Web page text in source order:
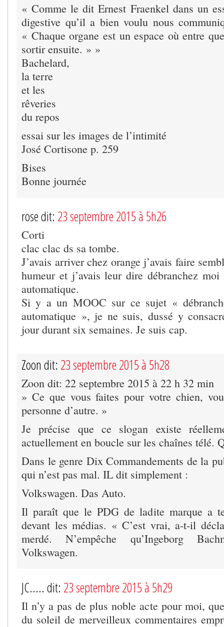
« Comme le dit Ernest Fraenkel dans un
digestive qu’il a bien voulu nous
« Chaque organe est un espace où entre
sortir ensuite. » »
Bachelard,
la terre
et les
rêveries
du repos
essai sur les images de l’intimité
José Cortisone p. 259
Bises
Bonne journée
rose dit: 23 septembre 2015 à 5h26
Corti
clac clac ds sa tombe.
J’avais arriver chez orange j’avais faire
humeur et j’avais leur dire débranchez
automatique.
Si y a un MOOC sur ce sujet «
automatique », je ne suis, dussé y
jour durant six semaines. Je suis cap.
Zoon dit: 23 septembre 2015 à 5h28
Zoon dit: 22 septembre 2015 à 22 h 32 min
» Ce que vous faites pour votre chien,
personne d’autre. »
Je précise que ce slogan existe
actuellement en boucle sur les chaînes télé.
Dans le genre Dix Commandements de la
qui n’est pas mal. IL dit simplement :
Volkswagen. Das Auto.
Il paraît que le PDG de ladite marque a
devant les médias. « C’est vrai, a-t-il
merdé. N’empêche qu’Ingeborg
Volkswagen.
JC..... dit: 23 septembre 2015 à 5h29
Il n’y a pas de plus noble acte pour moi,
du soleil de merveilleux commentaires